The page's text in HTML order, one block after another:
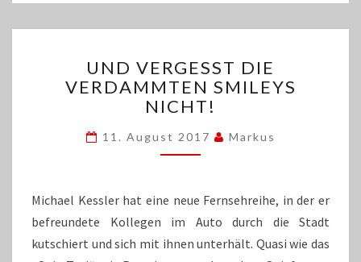
VERGESST
DIE
VERDAMMTEN
NICHT!
UND VERGESST DIE
VERDAMMTEN SMILEYS
NICHT!
11. August 2017 Markus
Michael Kessler hat eine neue Fernsehreihe, in der er
befreundete Kollegen im Auto durch die Stadt
kutschiert und sich mit ihnen unterhält. Quasi wie das